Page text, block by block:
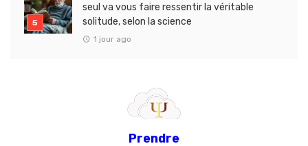
seul va vous faire ressentir la véritable
solitude, selon la science
1 jour ago
Prendre